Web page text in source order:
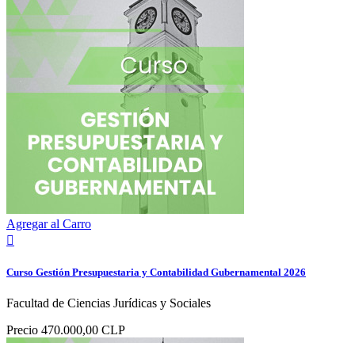
Agregar al Carro

Curso Gestión Presupuestaria y Contabilidad Gubernamental 2026
Facultad de Ciencias Jurídicas y Sociales
Precio 470.000,00 CLP